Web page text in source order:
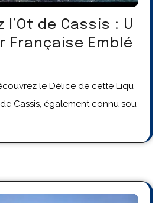
l’Ot de Cassis : U
Française Emblé
le Délice de cette Liqu
de Cassis, également connu sou